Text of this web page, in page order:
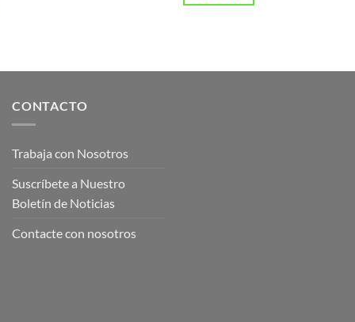
CONTACTO
Trabaja con Nosotros
Suscríbete a Nuestro
Boletín de Noticias
Contacte con nosotros